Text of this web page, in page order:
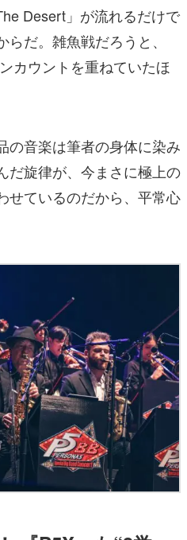
Desert」が流れるだけで
だ。雑魚戦だろうと、
カウントを重ねていたほ
の音楽は筆者の身体に染み
だ旋律が、今まさに極上の
せているのだから、平常心